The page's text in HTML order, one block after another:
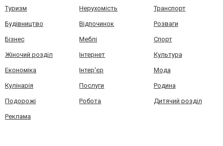
Туризм Нерухомість Транспорт
Будівництво Відпочинок Розваги
Бізнес Меблі Спорт
Жіночий розділ Інтернет Культура
Економіка Інтер'єр Мода
Кулінарія Послуги Родина
Подорожі Робота Дитячий розділ
Реклама